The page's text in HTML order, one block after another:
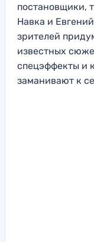
постановщики,
Навка и
зрителей
известных
спецэффекты и
заманивают к